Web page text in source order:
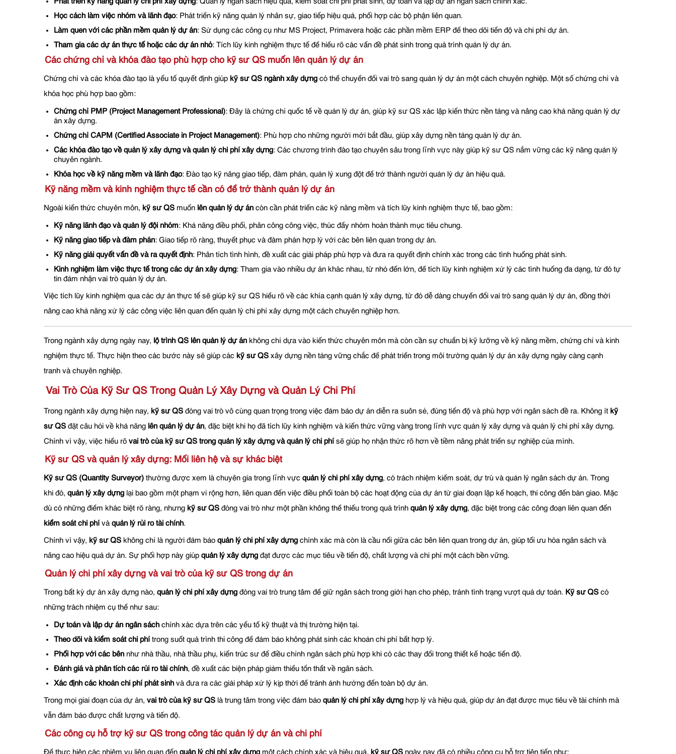
Học cách làm việc nhóm và lãnh đạo: Phát triển kỹ năng quản lý nhân sự, giao tiếp hiệu quả, phối hợp các bộ phận liên quan.
Làm quen với các phần mềm quản lý dự án: Sử dụng các công cụ như MS Project, Primavera hoặc các phần mềm ERP để theo dõi tiến độ và chi phí dự án.
Tham gia các dự án thực tế hoặc các dự án nhỏ: Tích lũy kinh nghiệm thực tế để hiểu rõ các vấn đề phát sinh trong quá trình quản lý dự án.
Các chứng chỉ và khóa đào tạo phù hợp cho kỹ sư QS muốn lên quản lý dự án
Chứng chỉ và các khóa đào tạo là yếu tố quyết định giúp kỹ sư QS ngành xây dựng có thể chuyển đổi vai trò sang quản lý dự án một cách chuyên nghiệp. Một số chứng chỉ và
khóa học phù hợp bao gồm:
Chứng chỉ PMP (Project Management Professional): Đây là chứng chỉ quốc tế về quản lý dự án, giúp kỹ sư QS xác lập kiến thức nền tảng và nâng cao khả năng quản lý dự
án xây dựng.
Chứng chỉ CAPM (Certified Associate in Project Management): Phù hợp cho những người mới bắt đầu, giúp xây dựng nền tảng quản lý dự án.
Các khóa đào tạo về quản lý xây dựng và quản lý chi phí xây dựng: Các chương trình đào tạo chuyên sâu trong lĩnh vực này giúp kỹ sư QS nắm vững các kỹ năng quản lý
chuyên ngành.
Khóa học về kỹ năng mềm và lãnh đạo: Đào tạo kỹ năng giao tiếp, đàm phán, quản lý xung đột để trở thành người quản lý dự án hiệu quả.
Kỹ năng mềm và kinh nghiệm thực tế cần có để trở thành quản lý dự án
Ngoài kiến thức chuyên môn, kỹ sư QS muốn lên quản lý dự án còn cần phát triển các kỹ năng mềm và tích lũy kinh nghiệm thực tế, bao gồm:
Kỹ năng lãnh đạo và quản lý đội nhóm: Khả năng điều phối, phân công công việc, thúc đẩy nhóm hoàn thành mục tiêu chung.
Kỹ năng giao tiếp và đàm phán: Giao tiếp rõ ràng, thuyết phục và đàm phán hợp lý với các bên liên quan trong dự án.
Kỹ năng giải quyết vấn đề và ra quyết định: Phân tích tình hình, đề xuất các giải pháp phù hợp và đưa ra quyết định chính xác trong các tình huống phát sinh.
Kinh nghiệm làm việc thực tế trong các dự án xây dựng: Tham gia vào nhiều dự án khác nhau, từ nhỏ đến lớn, để tích lũy kinh nghiệm xử lý các tình huống đa dạng, từ đó tự
tin đảm nhận vai trò quản lý dự án.
Việc tích lũy kinh nghiệm qua các dự án thực tế sẽ giúp kỹ sư QS hiểu rõ về các khía cạnh quản lý xây dựng, từ đó dễ dàng chuyển đổi vai trò sang quản lý dự án, đồng thời
nâng cao khả năng xử lý các công việc liên quan đến quản lý chi phí xây dựng một cách chuyên nghiệp hơn.
Trong ngành xây dựng ngày nay, lộ trình QS lên quản lý dự án không chỉ dựa vào kiến thức chuyên môn mà còn cần sự chuẩn bị kỹ lưỡng về kỹ năng mềm, chứng chỉ và kinh
nghiệm thực tế. Thực hiện theo các bước này sẽ giúp các kỹ sư QS xây dựng nền tảng vững chắc để phát triển trong môi trường quản lý dự án xây dựng ngày càng cạnh
tranh và chuyên nghiệp.
Vai Trò Của Kỹ Sư QS Trong Quản Lý Xây Dựng và Quản Lý Chi Phí
Trong ngành xây dựng hiện nay, kỹ sư QS đóng vai trò vô cùng quan trọng trong việc đảm bảo dự án diễn ra suôn sẻ, đúng tiến độ và phù hợp với ngân sách đề ra. Không ít kỹ
sư QS đặt câu hỏi về khả năng lên quản lý dự án, đặc biệt khi họ đã tích lũy kinh nghiệm và kiến thức vững vàng trong lĩnh vực quản lý xây dựng và quản lý chi phí xây dựng.
Chính vì vậy, việc hiểu rõ vai trò của kỹ sư QS trong quản lý xây dựng và quản lý chi phí sẽ giúp họ nhận thức rõ hơn về tiềm năng phát triển sự nghiệp của mình.
Kỹ sư QS và quản lý xây dựng: Mối liên hệ và sự khác biệt
Kỹ sư QS (Quantity Surveyor) thường được xem là chuyên gia trong lĩnh vực quản lý chi phí xây dựng, có trách nhiệm kiểm soát, dự trù và quản lý ngân sách dự án. Trong
khi đó, quản lý xây dựng lại bao gồm một phạm vi rộng hơn, liên quan đến việc điều phối toàn bộ các hoạt động của dự án từ giai đoạn lập kế hoạch, thi công đến bàn giao. Mặc
dù có những điểm khác biệt rõ ràng, nhưng kỹ sư QS đóng vai trò như một phần không thể thiếu trong quá trình quản lý xây dựng, đặc biệt trong các công đoạn liên quan đến
kiểm soát chi phí và quản lý rủi ro tài chính.
Chính vì vậy, kỹ sư QS không chỉ là người đảm bảo quản lý chi phí xây dựng chính xác mà còn là cầu nối giữa các bên liên quan trong dự án, giúp tối ưu hóa ngân sách và
nâng cao hiệu quả dự án. Sự phối hợp này giúp quản lý xây dựng đạt được các mục tiêu về tiến độ, chất lượng và chi phí một cách bền vững.
Quản lý chi phí xây dựng và vai trò của kỹ sư QS trong dự án
Trong bất kỳ dự án xây dựng nào, quản lý chi phí xây dựng đóng vai trò trung tâm để giữ ngân sách trong giới hạn cho phép, tránh tình trạng vượt quá dự toán. Kỹ sư QS có
những trách nhiệm cụ thể như sau:
Dự toán và lập dự án ngân sách chính xác dựa trên các yếu tố kỹ thuật và thị trường hiện tại.
Theo dõi và kiểm soát chi phí trong suốt quá trình thi công để đảm bảo không phát sinh các khoản chi phí bất hợp lý.
Phối hợp với các bên như nhà thầu, nhà thầu phụ, kiến trúc sư để điều chỉnh ngân sách phù hợp khi có các thay đổi trong thiết kế hoặc tiến độ.
Đánh giá và phân tích các rủi ro tài chính, đề xuất các biện pháp giảm thiểu tổn thất về ngân sách.
Xác định các khoản chi phí phát sinh và đưa ra các giải pháp xử lý kịp thời để tránh ảnh hưởng đến toàn bộ dự án.
Trong mọi giai đoạn của dự án, vai trò của kỹ sư QS là trung tâm trong việc đảm bảo quản lý chi phí xây dựng hợp lý và hiệu quả, giúp dự án đạt được mục tiêu về tài chính mà
vẫn đảm bảo được chất lượng và tiến độ.
Các công cụ hỗ trợ kỹ sư QS trong công tác quản lý dự án và chi phí
Để thực hiện các nhiệm vụ liên quan đến quản lý chi phí xây dựng một cách chính xác và hiệu quả, kỹ sư QS ngày nay đã có nhiều công cụ hỗ trợ tiên tiến như: